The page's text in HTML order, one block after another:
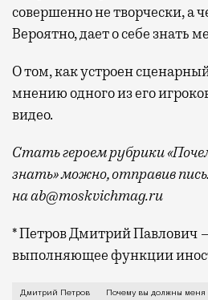
совершенно не творчески, а
Вероятно, дает о себе знать
О том, как устроен
мнению одного из его
видео.
Стать героем рубрики
знать» можно, отправив
на ab@moskvichmag.ru
* Петров Дмитрий Павлович
выполняющее функции
Дмитрий Петров Почему вы должны меня